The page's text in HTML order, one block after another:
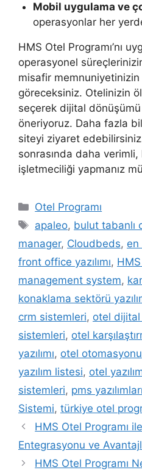
Mobil uygulama ve
operasyonlar her
HMS Otel Programı’nı
operasyonel süreçlerinizin
misafir memnuniyetinizin
göreceksiniz. Otelinizin
seçerek dijital dönüşümü
öneriyoruz. Daha fazla
siteyi ziyaret
sonrasında daha verimli,
işletmeciliği yapmanız
Kategoriler
Otel Programı
Etiketler
apaleo, bulut tabanlı
manager, Cloudbeds, en
front office yazılımı,
management system,
konaklama sektörü
crm sistemleri, otel
sistemleri, otel
yazılımı, otel otomasyonu
yazılım listesi, otel
sistemleri, pms yazılımları
Sistemi, türkiye otel
HMS Otel Programı
Entegrasyonu ve
HMS Otel Programı